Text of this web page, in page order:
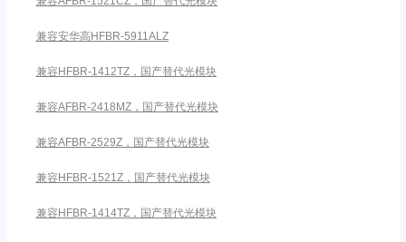
兼容安华高HFBR-5911ALZ
兼容HFBR-1412TZ，国产替代光模块
兼容AFBR-2418MZ，国产替代光模块
兼容AFBR-2529Z，国产替代光模块
兼容HFBR-1521Z，国产替代光模块
兼容HFBR-1414TZ，国产替代光模块